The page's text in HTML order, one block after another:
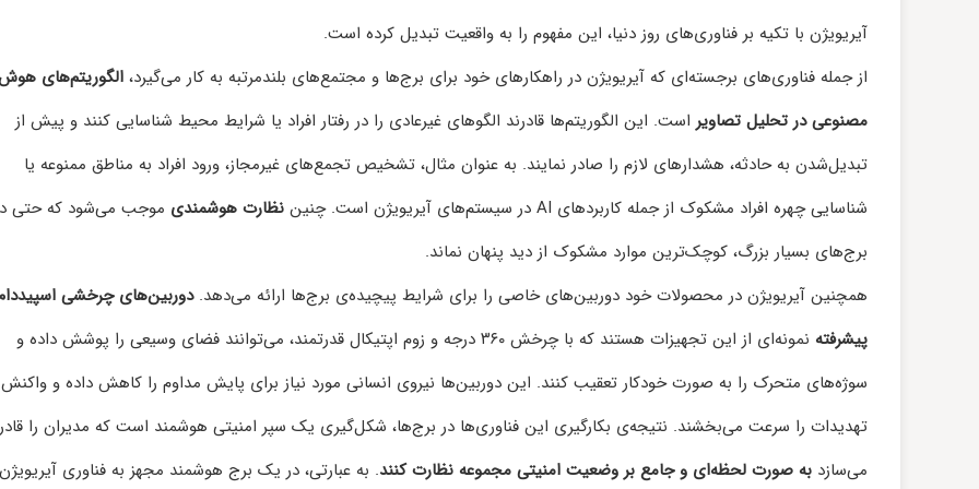
آیریویژن با تکیه بر فناوری‌های روز دنیا، این مفهوم را به واقعیت تبدیل کرده است.
از جمله فناوری‌های برجسته‌ای که آیریویژن در راهکارهای خود برای برج‌ها و مجتمع‌های بلندمرتبه به کار می‌گیرد، الگوریتم‌های
مصنوعی در تحلیل تصاویر است. این الگوریتم‌ها قادرند الگوهای غیرعادی را در رفتار افراد یا شرایط محیط شناسایی کنند و پیش از
تبدیل‌شدن به حادثه، هشدارهای لازم را صادر نمایند. به عنوان مثال، تشخیص تجمع‌های غیرمجاز، ورود افراد به مناطق ممنوعه یا
شناسایی چهره افراد مشکوک از جمله کاربردهای AI در سیستم‌های آیریویژن است. چنین
نظارت هوشمندی موجب می‌شود که حتی
برج‌های بسیار بزرگ، کوچک‌ترین موارد مشکوک از دید پنهان نماند.
همچنین آیریویژن در محصولات خود دوربین‌های خاصی را برای شرایط پیچیده‌ی برج‌ها ارائه می‌دهد.دوربین‌های چرخشی
پیشرفته
نمونه‌ای از این تجهیزات هستند که با چرخش ۳۶۰ درجه و زوم اپتیکال قدرتمند، می‌توانند فضای وسیعی را پوشش داده و
سوژه‌های متحرک را به صورت خودکار تعقیب کنند. این دوربین‌ها نیروی انسانی مورد نیاز برای پایش مداوم را کاهش داده و
تهدیدات را سرعت می‌بخشند. نتیجه‌ی بکارگیری این فناوری‌ها در برج‌ها، شکل‌گیری یک سپر امنیتی هوشمند است که مدیران را قادر
می‌سازد به صورت لحظه‌ای و جامع بر وضعیت امنیتی مجموعه نظارت کنند. به عبارتی، در یک برج هوشمند مجهز به فناوری